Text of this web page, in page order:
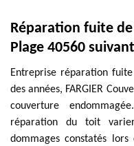
Réparation fuite
Plage 40560
Entreprise réparation
des années, FARGIER
couverture
réparation du toit
dommages constatés